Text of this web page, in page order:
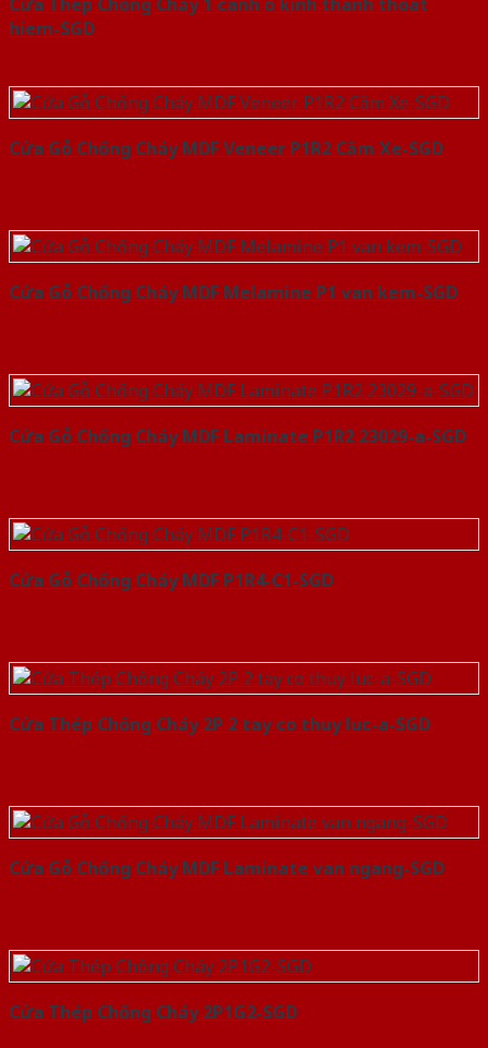
hiem-SGD
Cửa Gỗ Chống Cháy MDF Veneer P1R2 Căm Xe-SGD
Cửa Gỗ Chống Cháy MDF Melamine P1 van kem-SGD
Cửa Gỗ Chống Cháy MDF Laminate P1R2 23029-a-SGD
Cửa Gỗ Chống Cháy MDF P1R4-C1-SGD
Cửa Thép Chống Cháy 2P 2 tay co thuy luc-a-SGD
Cửa Gỗ Chống Cháy MDF Laminate van ngang-SGD
Cửa Thép Chống Cháy 2P1G2-SGD